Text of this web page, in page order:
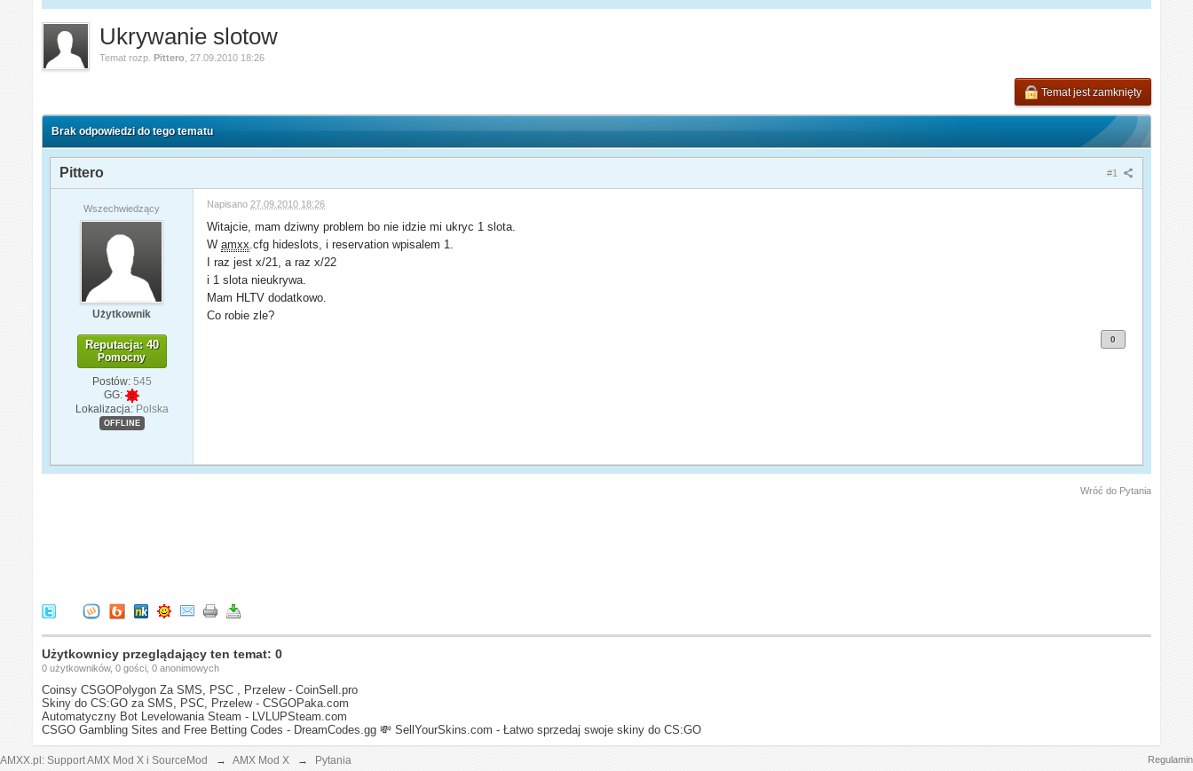
Ukrywanie slotow
Temat rozp.Pittero 27.09.2010 18:26
Temat jest zamknięty
Brak odpowiedzi do tego tematu
#1
Pittero
Wszechwiedzący
Użytkownik
Reputacja: 40
Pomocny
Postów: 545
GG:
Lokalizacja: Polska
OFFLINE
Napisano 27.09.2010 18:26
Witajcie, mam dziwny problem bo nie idzie mi ukryc 1 slota.
Wamxx .cfg hideslots, i reservation wpisalem 1.
I raz jest x/21, a raz x/22
i 1 slota nieukrywa.
Mam HLTV dodatkowo.
Co robie zle?
0
Wróć do Pytania
Użytkownicy przeglądający ten temat: 0
0 użytkowników, 0 gości, 0 anonimowych
Coinsy CSGOPolygon Za SMS, PSC , Przelew - CoinSell.pro
Skiny do CS:GO za SMS, PSC, Przelew - CSGOPaka.com
Automatyczny Bot Levelowania Steam - LVLUPSteam.com
CSGO Gambling Sites and Free Betting Codes - DreamCodes.gg 💸 SellYourSkins.com - Łatwo sprzedaj swoje skiny do CS:GO
AMXX.pl: Support AMX Mod X i SourceMod → AMX Mod X → Pytania Regulamin